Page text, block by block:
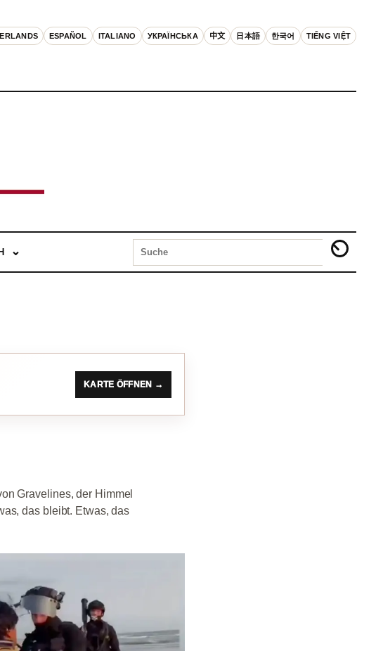
ESPAÑOL ITALIANO УКРАЇНСЬКА 中文 日本語 한국어 TIẾNG VIỆT
KARTE ÖFFNEN →
Gravelines, der Himmel
das bleibt. Etwas, das